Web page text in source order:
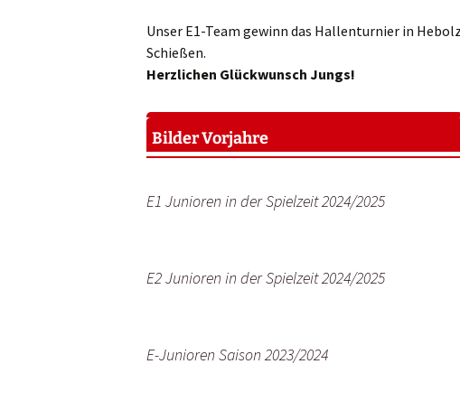
Unser E1-Team gewinn das Hallenturnier in
Schießen.
Herzlichen Glückwunsch Jungs!
Bilder Vorjahre
E1 Junioren in der Spielzeit 2024/2025
E2 Junioren in der Spielzeit 2024/2025
E-Junioren Saison 2023/2024